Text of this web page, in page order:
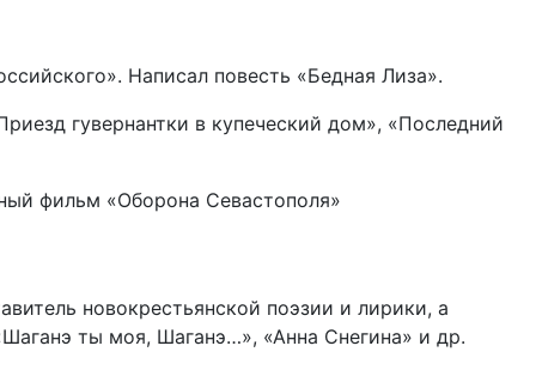
Написал повесть «Бедная Лиза».
гувернантки в купеческий дом», «Последний
фильм «Оборона Севастополя»
новокрестьянской поэзии и лирики, а
ты моя, Шаганэ…», «Анна Снегина» и др.